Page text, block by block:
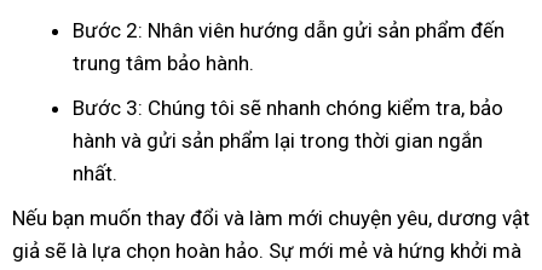
Bước 2: Nhân viên hướng dẫn gửi sản phẩm đến
trung tâm bảo hành.
Bước 3: Chúng tôi sẽ nhanh chóng kiểm tra, bảo
hành và gửi sản phẩm lại trong thời gian ngắn
nhất.
Nếu bạn muốn thay đổi và làm mới chuyện yêu, dương vật
giả sẽ là lựa chọn hoàn hảo. Sự mới mẻ và hứng khởi mà